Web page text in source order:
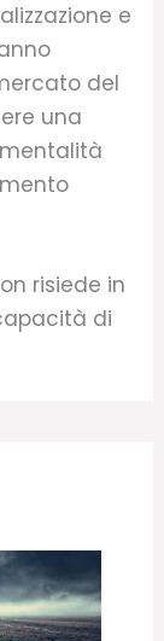
e
del
una
risiede in
di